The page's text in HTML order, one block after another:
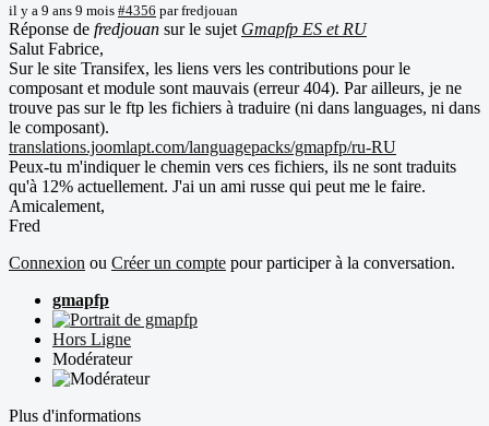
il y a 9 ans 9 mois #4356 parfredjouan
Réponse de fredjouan sur le sujet Gmapfp ES et RU
Salut Fabrice,
Sur le site Transifex, les liens vers les contributions pour le
composant et module sont mauvais (erreur 404). Par ailleurs, je ne
trouve pas sur le ftp les fichiers à traduire (ni dans languages, ni dans
le composant).
translations.joomlapt.com/languagepacks/gmapfp/ru-RU
Peux-tu m'indiquer le chemin vers ces fichiers, ils ne sont traduits
qu'à 12% actuellement. J'ai un ami russe qui peut me le faire.
Amicalement,
Fred
Connexion ou Créer un compte pour participer à la conversation.
gmapfp
Hors Ligne
Modérateur
Plus d'informations